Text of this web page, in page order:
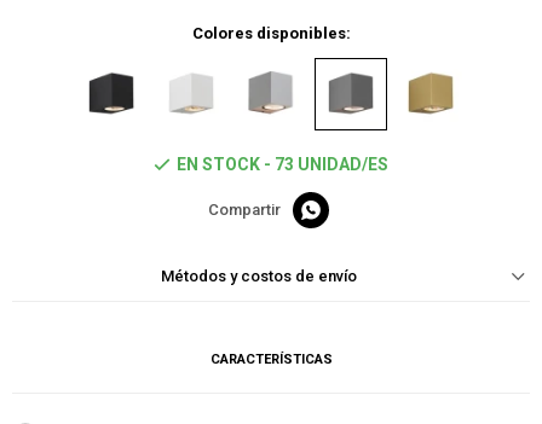
Colores disponibles:
EN STOCK - 73 UNIDAD/ES

Métodos y costos de envío
CARACTERÍSTICAS